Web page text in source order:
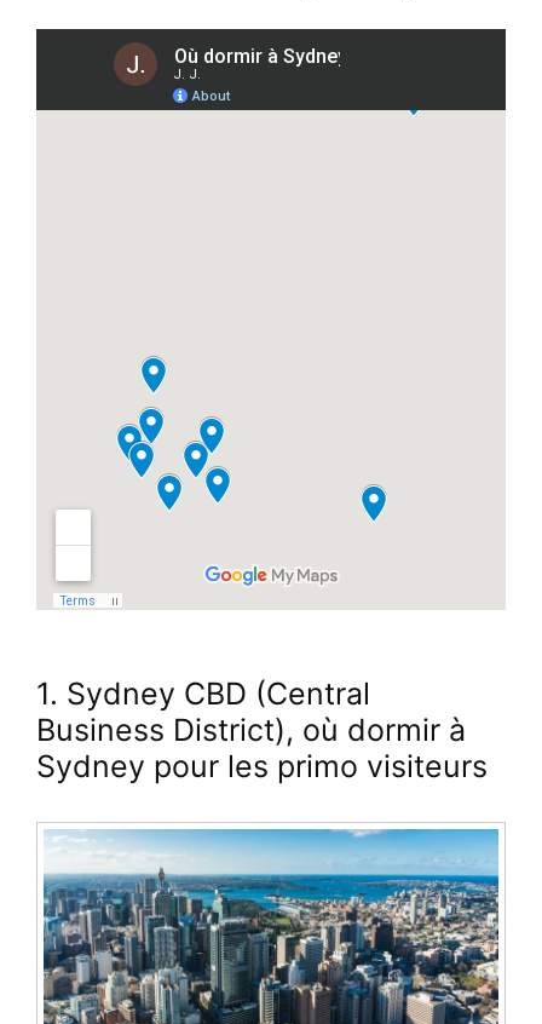
1. Sydney CBD (Central
Business District), où dormir à
Sydney pour les primo visiteurs